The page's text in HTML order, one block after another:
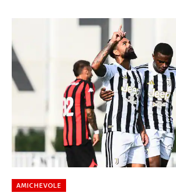
AMICHEVOLE